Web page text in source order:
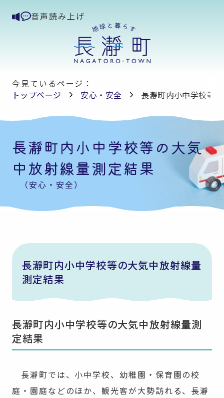
音声読み上げ
今見ているページ：
トップページ
安心・安全 長瀞町内小中学校等
長瀞町内小中学校等の大気
中放射線量測定結果
（安心・安全）
長瀞町内小中学校等の大気中放射線量
測定結果
長瀞町内小中学校等の大気中放射線量測
定結果
長瀞町では、小中学校、幼稚園・保育園の校
庭・園庭などのほか、観光客が大勢訪れる、長瀞